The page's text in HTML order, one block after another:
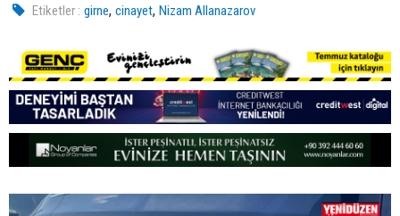
Etiketler : girne,cinayet,Nizam Allanazarov